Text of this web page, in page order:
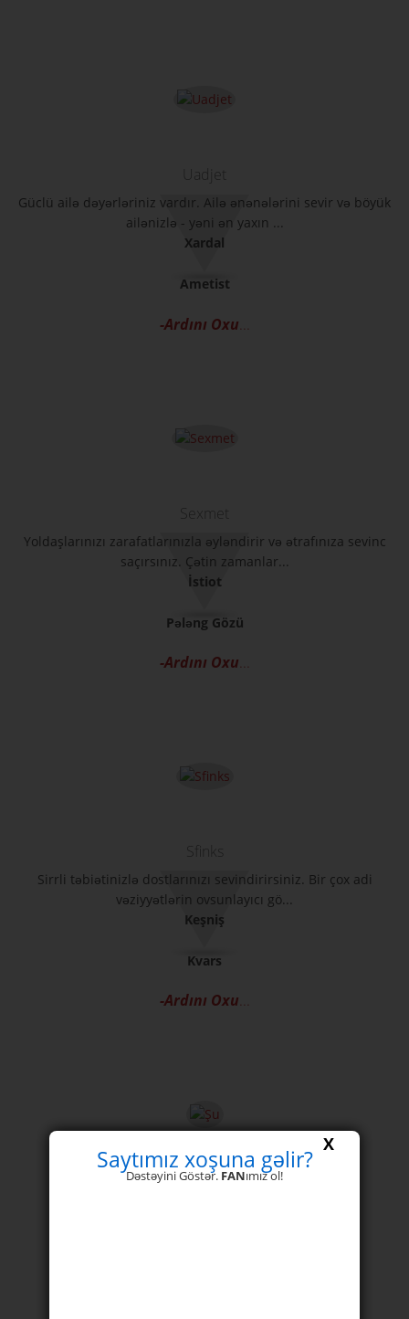
Uadjet
Güclü ailə dəyərləriniz vardır. Ailə ənənələrini sevir və böyük
ailənizlə - yəni ən yaxın ...
Xardal
Ametist
-Ardını Oxu...
Sexmet
Yoldaşlarınızı zarafatlarınızla əyləndirir və ətrafınıza sevinc
saçırsınız. Çətin zamanlar...
İstiot
Pələng Gözü
-Ardını Oxu...
Sfinks
Sirrli təbiətinizlə dostlarınızı sevindirirsiniz. Bir çox adi
vəziyyətlərin ovsunlayıcı gö...
Keşniş
Kvars
-Ardını Oxu...
X
Saytımız xoşuna gəlir?
Dəstəyini Göstər. FANımız ol!